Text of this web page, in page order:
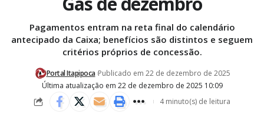
Pagamentos entram na reta final do calendário
antecipado da Caixa; benefícios são distintos e seguem
critérios próprios de concessão.
Última atualização em 22 de dezembro de 2025 10:09
Portal Itapipoca Publicado em 22 de dezembro de 2025
4 minuto(s) de leitura